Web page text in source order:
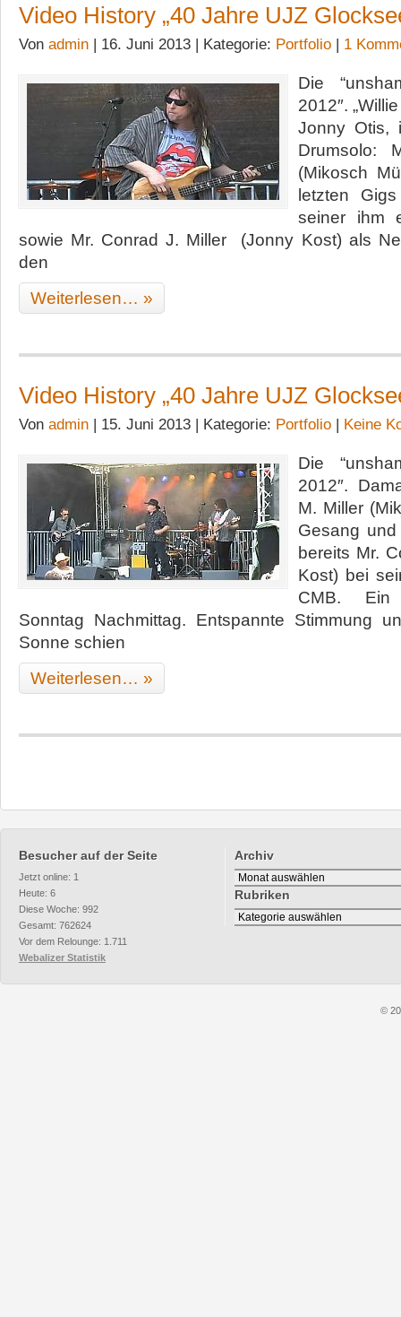
Video History „40 Jahre UJZ
Von admin | 16. Juni 2013 | Kategorie: Portfolio | 1
Die
2012″.
Jonny Otis,
Drumsolo:
(Mikosch
letzten
seiner ihm
sowie Mr. Conrad J. Miller (Jonny Kost) als
den
Weiterlesen… »
Video History „40 Jahre UJZ
Von admin | 15. Juni 2013 | Kategorie: Portfolio | Keine
Die
2012″.
M. Miller
Gesang
bereits Mr.
Kost) bei
CMB. Ein
Sonntag Nachmittag. Entspannte Stimmung
Sonne schien
Weiterlesen… »
Besucher auf der Seite
Jetzt online: 1
Heute: 6
Diese Woche: 992
Gesamt: 762624
Vor dem Relounge: 1.711
Webalizer Statistik
Archiv
Archiv
Rubriken
Rubriken
©